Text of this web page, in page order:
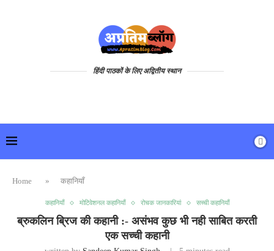
हिंदी पाठकों के लिए अद्वितीय स्थान
Home » कहानियाँ
कहानियाँ मोटिवेशनल कहानियाँ रोचक जानकारियां सच्ची कहानियाँ
ब्रुकलिन ब्रिज की कहानी :- असंभव कुछ भी नही साबित करती
एक सच्ची कहानी